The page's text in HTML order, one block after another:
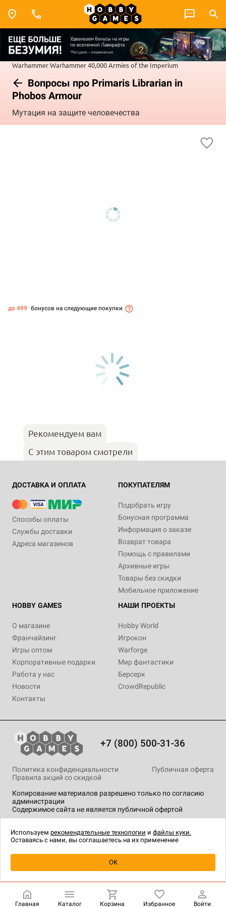
WarhammerWarhammer 40,000Armies of the Imperium
Вопросы про Primaris Librarian in
Phobos Armour
Мутация на защите человечества
Купить| 4 990 ₽
до 499 бонусов на следующие покупки
Рекомендуем вам
С этим товаром смотрели
ДОСТАВКА И ОПЛАТА
Способы оплаты
Службы доставки
Адреса магазинов
ПОКУПАТЕЛЯМ
Подобрать игру
Бонусная программа
Информация о заказе
Возврат товара
Помощь с правилами
Архивные игры
Товары без скидки
Мобильное приложение
HOBBY GAMES
О магазине
Франчайзинг
Игры оптом
Корпоративные подарки
Работа у нас
Новости
Контакты
НАШИ ПРОЕКТЫ
Hobby World
Игрокон
Warforge
Мир фантастики
Берсерк
CrowdRepublic
+7 (800) 500-31-36
Копирование материалов разрешено только по согласию
администрации
Содержимое сайта не является публичной офертой
Политика конфиденциальности
Публичная оферта
Правила акций со скидкой
технологии.
Главная Каталог Корзина Избранное Войти
Используем рекомендательные технологии и файлы куки.
Оставаясь с нами, вы соглашаетесь на их применение
OK